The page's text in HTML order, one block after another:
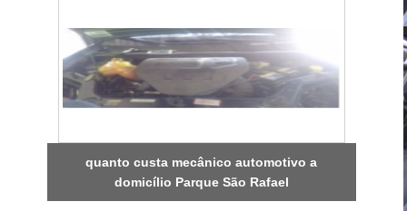
quanto custa mecânico automotivo a
domicílio Parque São Rafael